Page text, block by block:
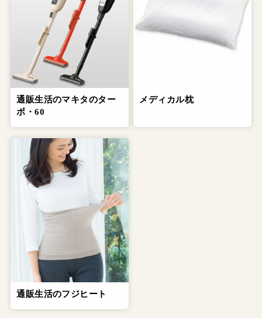
通販生活のマキタのター
ボ・60
メディカル枕
通販生活のフジヒート